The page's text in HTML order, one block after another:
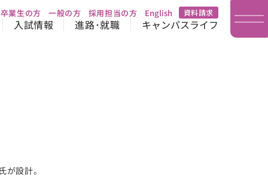
卒業生の方 一般の方 採用担当の方 English 資料請求
入試情報 進路･就職 キャンパスライフ
設計。